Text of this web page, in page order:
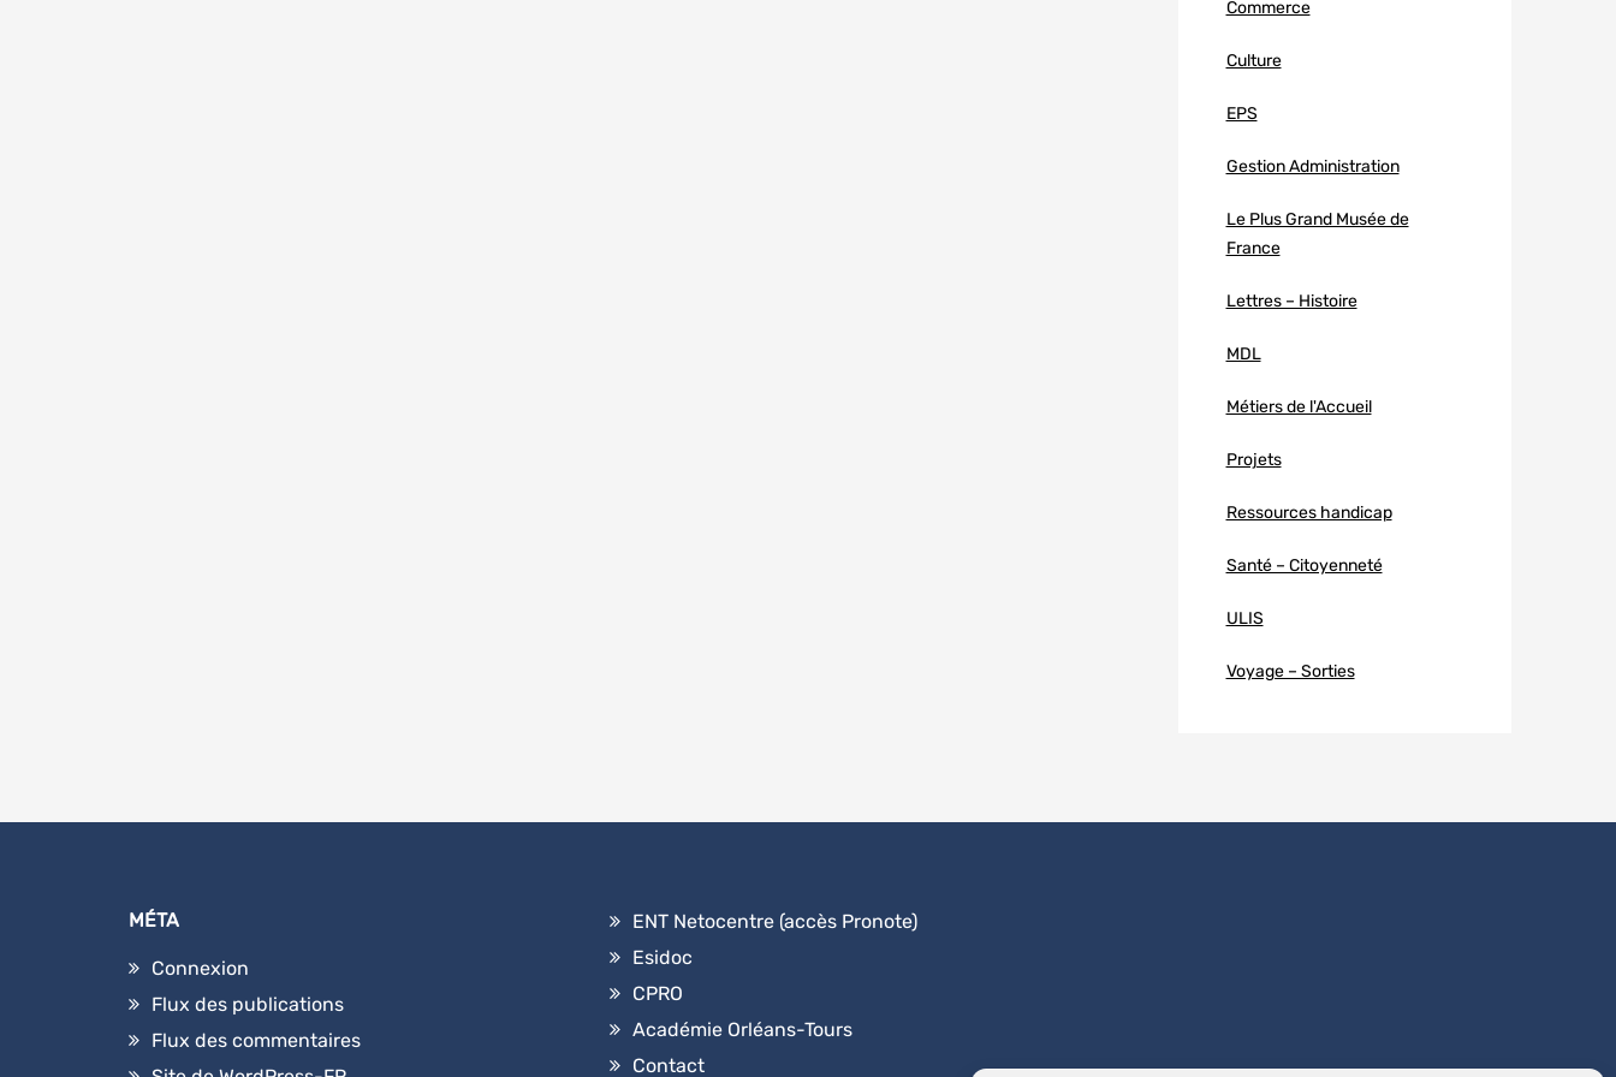
Commerce
Culture
EPS
Gestion Administration
Le Plus Grand Musée de
France
Lettres – Histoire
MDL
Métiers de l'Accueil
Projets
Ressources handicap
Santé – Citoyenneté
ULIS
Voyage – Sorties
MÉTA
Connexion
Flux des publications
Flux des commentaires
ENT Netocentre (accès Pronote)
Esidoc
CPRO
Académie Orléans-Tours
Contact